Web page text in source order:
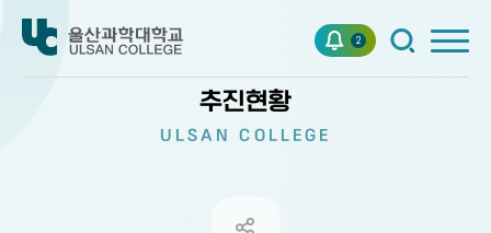
2
추진현황
ULSAN COLLEGE